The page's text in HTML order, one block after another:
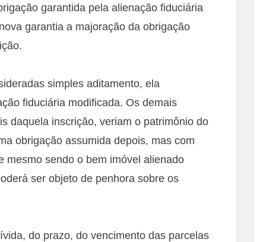
garantida pela alienação fiduciária
garantia a majoração da obrigação
simples aditamento, ela
fiduciária modificada. Os demais
daquela inscrição, veriam o patrimônio do
obrigação assumida depois, mas com
mesmo sendo o bem imóvel alienado
ser objeto de penhora sobre os
do prazo, do vencimento das parcelas